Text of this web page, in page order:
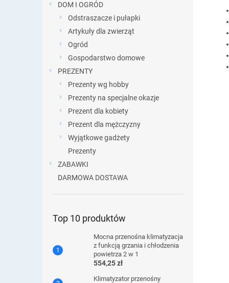
DOM I OGRÓD
Odstraszacze i pułapki
Artykuły dla zwierząt
Ogród
Gospodarstwo domowe
PREZENTY
Prezenty wg hobby
Prezenty na specjalne okazje
Prezent dla kobiety
Prezent dla mężczyzny
Wyjątkowe gadżety
Prezenty
ZABAWKI
DARMOWA DOSTAWA
Top 10 produktów
Mocna przenośna klimatyzacja
z funkcją grzania i chłodzenia
powietrza 2 w 1
554,25 zł
Klimatyzator przenośny